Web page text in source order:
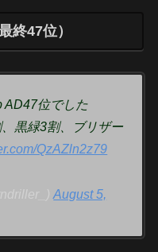
終47位）
AD47位でした
黒緑3割、ブリザー
QzAZln2z79
August 5,